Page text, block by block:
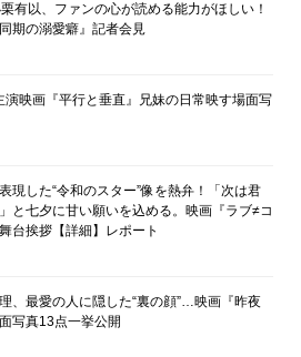
有以、ファンの心が読める能力がほしい！
期の溺愛癖』記者会見
演映画『平行と垂直』兄妹の日常映す場面写
現した“令和のスター”像を熱弁！「次は君
と七夕に甘い願いを込める。映画『ラブ≠コ
台挨拶【詳細】レポート
、最愛の人に隠した“裏の顔”…映画『昨夜
写真13点一挙公開